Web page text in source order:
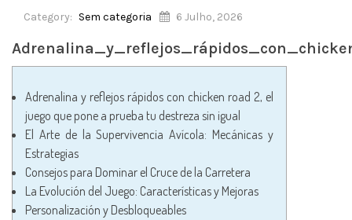
Category: Sem categoria 6 Julho, 2026
Adrenalina y reflejos rápidos con chicken road 2, el
juego que pone a prueba tu destreza sin igual
El Arte de la Supervivencia Avícola: Mecánicas y
Estrategias
Consejos para Dominar el Cruce de la Carretera
La Evolución del Juego: Características y Mejoras
Personalización y Desbloqueables